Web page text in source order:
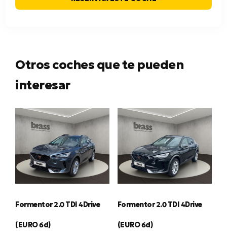
Otros coches que te pueden
interesar
Formentor 2.0 TDI 4Drive
(EURO 6d)
Formentor 2.0 TDI 4Drive
(EURO 6d)